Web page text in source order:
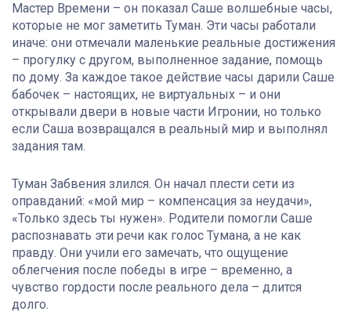
Мастер Времени – он показал Саше волшебные часы,
которые не мог заметить Туман. Эти часы работали
иначе: они отмечали маленькие реальные достижения
– прогулку с другом, выполненное задание, помощь
по дому. За каждое такое действие часы дарили Саше
бабочек – настоящих, не виртуальных – и они
открывали двери в новые части Игронии, но только
если Саша возвращался в реальный мир и выполнял
задания там.
Туман Забвения злился. Он начал плести сети из
оправданий: «мой мир – компенсация за неудачи»,
«Только здесь ты нужен». Родители помогли Саше
распознавать эти речи как голос Тумана, а не как
правду. Они учили его замечать, что ощущение
облегчения после победы в игре – временно, а
чувство гордости после реального дела – длится
долго.